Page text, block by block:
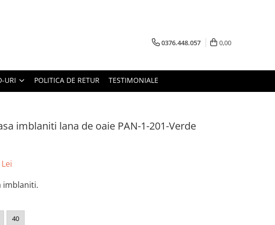
0376.448.057 0,00
URI POLITICA DE RETUR TESTIMONIALE
imblaniti lana de oaie PAN-1-201-Verde
imblaniti.
40